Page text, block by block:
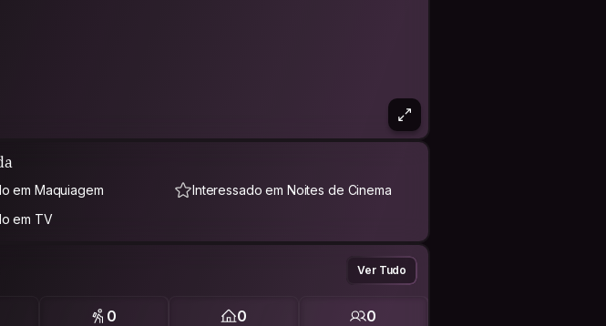
em Maquiagem
Interessado em Noites de Cinema
em TV
Ver Tudo
0 0 0